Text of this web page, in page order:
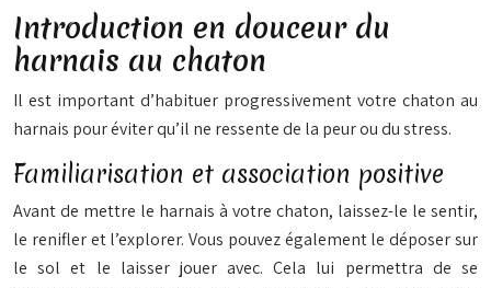
Introduction en douceur du
harnais au chaton
Il est important d’habituer progressivement votre chaton au
harnais pour éviter qu’il ne ressente de la peur ou du stress.
Familiarisation et association positive
Avant de mettre le harnais à votre chaton, laissez-le le sentir,
le renifler et l’explorer. Vous pouvez également le déposer sur
le sol et le laisser jouer avec. Cela lui permettra de se